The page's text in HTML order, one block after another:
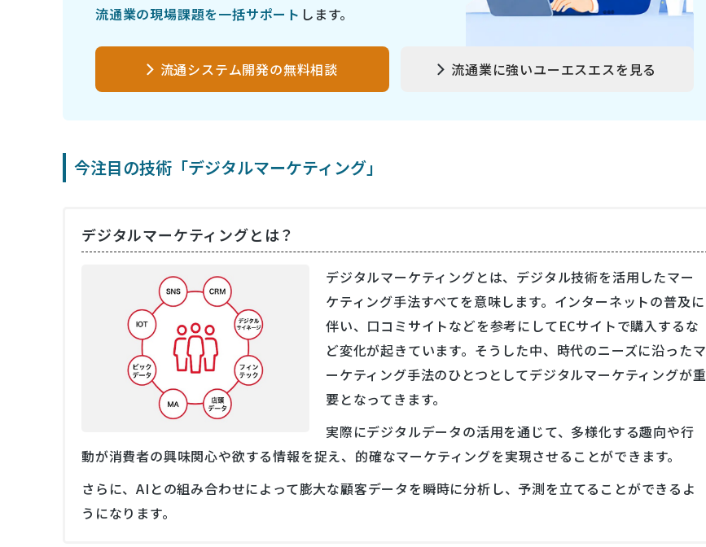
流通業の現場課題を一括サポート します。
流通システム開発の無料相談 流通業に強いユーエスエスを見る
今注目の技術「デジタルマーケティング」
デジタルマーケティングとは？
デジタルマーケティングとは、デジタル技術を活用したマー
ケティング手法すべてを意味します。インターネットの普及に
伴い、口コミサイトなどを参考にしてECサイトで購入するな
ど変化が起きています。そうした中、時代のニーズに沿ったマ
ーケティング手法のひとつとしてデジタルマーケティングが重
要となってきます。
実際にデジタルデータの活用を通じて、多様化する趣向や行
動が消費者の興味関心や欲する情報を捉え、的確なマーケティングを実現させることができます。
さらに、AIとの組み合わせによって膨大な顧客データを瞬時に分析し、予測を立てることができるよ
うになります。